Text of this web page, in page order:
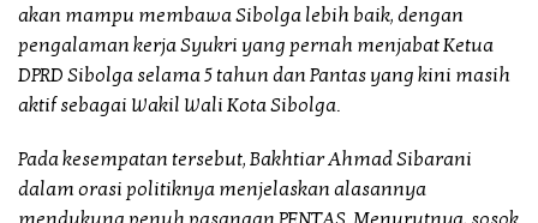
akan mampu membawa Sibolga lebih baik, dengan
pengalaman kerja Syukri yang pernah menjabat Ketua
DPRD Sibolga selama 5 tahun dan Pantas yang kini masih
aktif sebagai Wakil Wali Kota Sibolga.
Pada kesempatan tersebut, Bakhtiar Ahmad Sibarani
dalam orasi politiknya menjelaskan alasannya